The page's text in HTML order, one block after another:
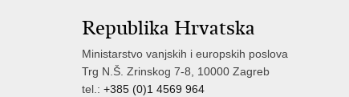
Republika Hrvatska
Ministarstvo vanjskih i europskih poslova
Trg N.Š. Zrinskog 7-8, 10000 Zagreb
tel.: +385 (0)1 4569 964